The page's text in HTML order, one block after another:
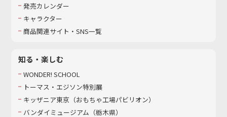
発売カレンダー
キャラクター
商品関連サイト・SNS一覧
知る・楽しむ
WONDER! SCHOOL
トーマス・エジソン特別展
キッザニア東京（おもちゃ工場パビリオン）​
バンダイミュージアム（栃木県）